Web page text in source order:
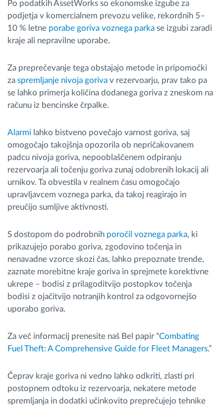
Po podatkih AssetWorks so ekonomske izgube za
podjetja v komercialnem prevozu velike, rekordnih 5–
10 % letne porabe goriva voznega parka se izgubi zaradi
kraje ali nepravilne uporabe.
Za preprečevanje tega obstajajo metode in pripomočki
za spremljanje nivoja goriva v rezervoarju, prav tako pa
se lahko primerja količina dodanega goriva z zneskom na
računu iz bencinske črpalke.
Alarmi lahko bistveno povečajo varnost goriva, saj
omogočajo takojšnja opozorila ob nepričakovanem
padcu nivoja goriva, nepooblaščenem odpiranju
rezervoarja ali točenju goriva zunaj odobrenih lokacij ali
urnikov. Ta obvestila v realnem času omogočajo
upravljavcem voznega parka, da takoj reagirajo in
preučijo sumljive aktivnosti.
S dostopom do podrobnih poročil voznega parka, ki
prikazujejo porabo goriva, zgodovino točenja in
nenavadne vzorce skozi čas, lahko prepoznate trende,
zaznate morebitne kraje goriva in sprejmete korektivne
ukrepe – bodisi z prilagoditvijo postopkov točenja
bodisi z ojačitvijo notranjih kontrol za odgovornejšo
uporabo goriva.
Za več informacij prenesite naš Bel papir “Combating
Fuel Theft: A Comprehensive Guide for Fleet Managers.”
Čeprav kraje goriva ni vedno lahko odkriti, zlasti pri
postopnem odtoku iz rezervoarja, nekatere metode
spremljanja in dodatki učinkovito preprečujejo tehnike